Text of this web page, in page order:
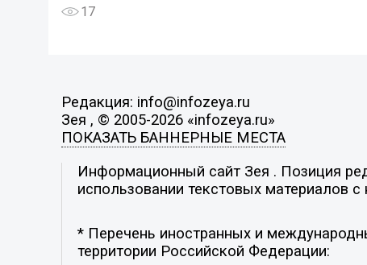
17
Редакция: info@infozeya.ru
Зея , © 2005-2026 «infozeya.ru»
ПОКАЗАТЬ БАННЕРНЫЕ МЕСТА
Информационный сайт Зея . Позиция
использовании текстовых материалов
* Перечень иностранных и
территории Российской Федерации: